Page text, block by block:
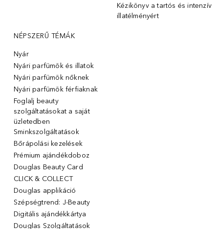
Kézikönyv a tartós és intenzív
illatélményért
NÉPSZERŰ TÉMÁK
Nyár
Nyári parfümök és illatok
Nyári parfümök nőknek
Nyári parfümök férfiaknak
Foglalj beauty
szolgáltatásokat a saját
üzletedben
Sminkszolgáltatások
Bőrápolási kezelések
Prémium ajándékdoboz
Douglas Beauty Card
CLICK & COLLECT
Douglas applikáció
Szépségtrend: J-Beauty
Digitális ajándékkártya
Douglas Szolgáltatások